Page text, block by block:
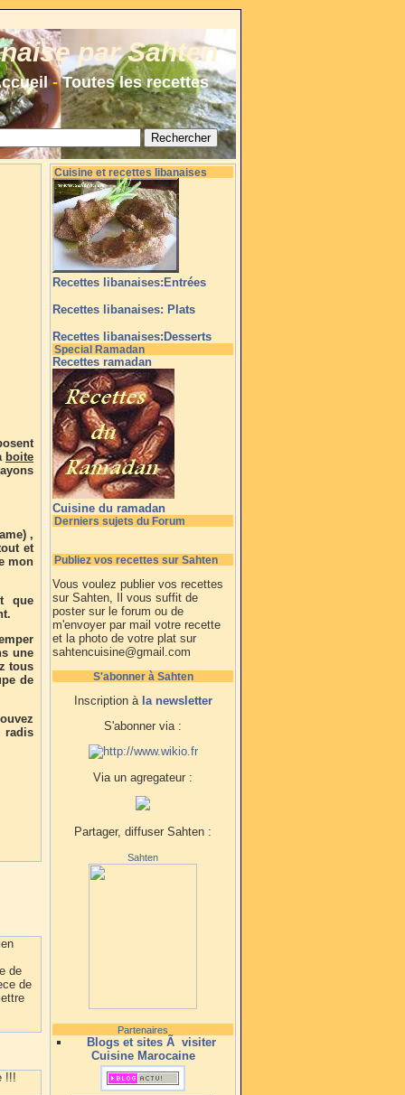
par Sahten
-Toutes les recettes
boite
,
et
mon
que
une
tous
de
radis
de
de
!!!
Cuisine et recettes libanaises
Recettes libanaises:Entrées
Recettes libanaises: Plats
Recettes libanaises:Desserts
Special Ramadan
Recettes ramadan
Cuisine du ramadan
Derniers sujets du Forum
Publiez vos recettes sur Sahten
Vous voulez publier vos recettes
sur Sahten, Il vous suffit de
poster sur le forum ou de
m'envoyer par mail votre recette
et la photo de votre plat sur
sahtencuisine@gmail.com
S'abonner à Sahten
Inscription à la newsletter
S'abonner via :
Via un agregateur :
Partager, diffuser Sahten :
Sahten
Partenaires
Blogs et sites Ã visiter
Cuisine Marocaine